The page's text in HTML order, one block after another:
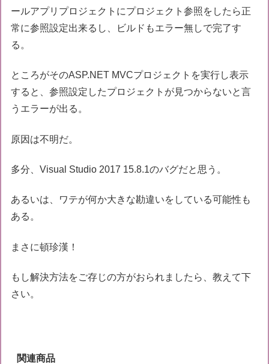
ールアプリプロジェクトにプロジェクト参照をしたら正
常に参照設定出来るし、ビルドもエラー無しで完了す
る。
ところがそのASP.NET MVCプロジェクトを実行し表示
すると、参照設定したプロジェクトが見つからないと言
うエラーが出る。
原因は不明だ。
多分、Visual Studio 2017 15.8.1のバグだと思う。
あるいは、ワテが何か大きな勘違いをしている可能性も
ある。
まさに頓珍漢！
もし解決方法をご存じの方がおられましたら、教えて下
さい。
関連商品